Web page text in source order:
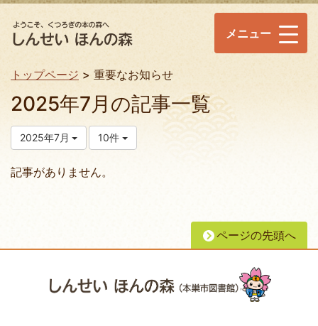
メニュー
トップページ 重要なお知らせ
2025年7月の記事一覧
2025年7月 10件
記事がありません。
ページの先頭へ